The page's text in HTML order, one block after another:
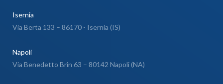
Isernia
Via Berta 133 – 86170 - Isernia (IS)
Napoli
Via Benedetto Brin 63 – 80142 Napoli (NA)